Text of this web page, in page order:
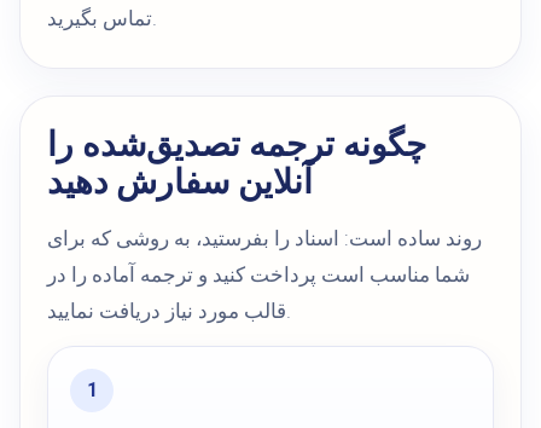
تماس بگیرید.
چگونه ترجمه تصدیق‌شده را
آنلاین سفارش دهید
روند ساده است: اسناد را بفرستید، به روشی که برای
شما مناسب است پرداخت کنید و ترجمه آماده را در
قالب مورد نیاز دریافت نمایید.